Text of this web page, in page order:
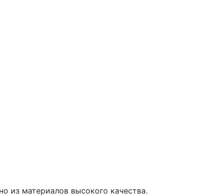
из материалов высокого качества.